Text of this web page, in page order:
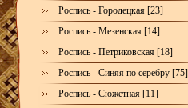
Роспись - Городецкая [23]
Роспись - Мезенская [14]
Роспись - Петриковская [18]
Роспись - Синяя по серебру [75]
Роспись - Сюжетная [11]